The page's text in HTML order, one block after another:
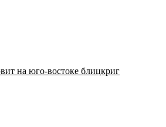
на юго-востоке блицкриг